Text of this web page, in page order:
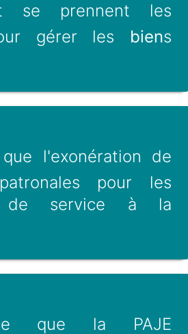
se prennent les
gérer les biens
l'exonération de
pour les
service à la
que la PAJE